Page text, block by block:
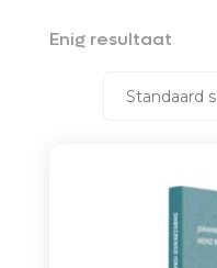
Enig resultaat